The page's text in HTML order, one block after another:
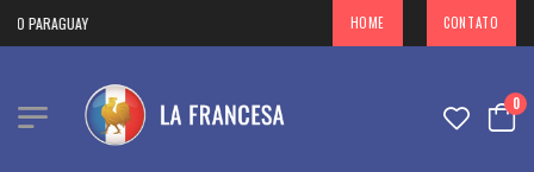
HOME CONTATO
0